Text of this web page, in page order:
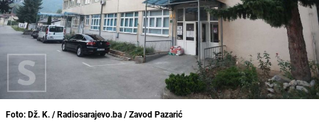
Foto: Dž. K. / Radiosarajevo.ba / Zavod Pazarić